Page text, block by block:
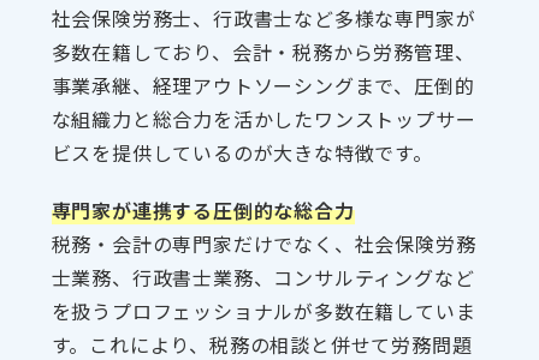
社会保険労務士、行政書士など多様な専門家が
多数在籍しており、会計・税務から労務管理、
事業承継、経理アウトソーシングまで、圧倒的
な組織力と総合力を活かしたワンストップサー
ビスを提供しているのが大きな特徴です。
専門家が連携する圧倒的な総合力
税務・会計の専門家だけでなく、社会保険労務
士業務、行政書士業務、コンサルティングなど
を扱うプロフェッショナルが多数在籍していま
す。これにより、税務の相談と併せて労務問題